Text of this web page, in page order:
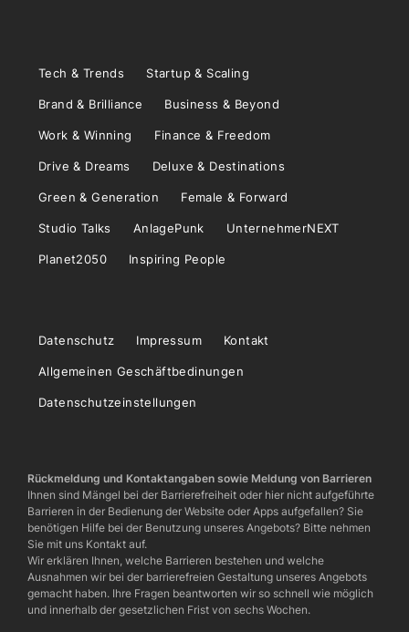
Tech & Trends Startup & Scaling
Brand & Brilliance Business & Beyond
Work & Winning Finance & Freedom
Drive & Dreams Deluxe & Destinations
Green & Generation Female & Forward
Studio Talks AnlagePunk UnternehmerNEXT
Planet2050 Inspiring People
Datenschutz Impressum Kontakt
Allgemeinen Geschäftbedinungen
Datenschutzeinstellungen
Rückmeldung und Kontaktangaben sowie Meldung von Barrieren
Ihnen sind Mängel bei der Barrierefreiheit oder hier nicht aufgeführte
Barrieren in der Bedienung der Website oder Apps aufgefallen? Sie
benötigen Hilfe bei der Benutzung unseres Angebots? Bitte nehmen
Sie mit uns Kontakt auf.
Wir erklären Ihnen, welche Barrieren bestehen und welche
Ausnahmen wir bei der barrierefreien Gestaltung unseres Angebots
gemacht haben. Ihre Fragen beantworten wir so schnell wie möglich
und innerhalb der gesetzlichen Frist von sechs Wochen.